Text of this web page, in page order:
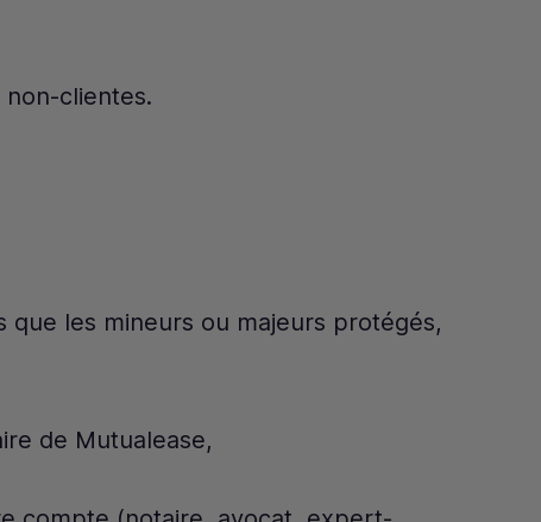
clientes.
les mineurs ou majeurs protégés,
de Mutualease,